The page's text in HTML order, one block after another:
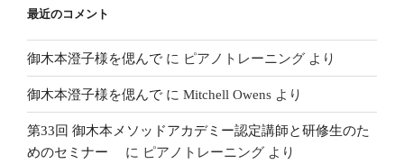
最近のコメント
御木本澄子様を偲んで に ピアノトレーニング より
御木本澄子様を偲んで に Mitchell Owens より
第33回 御木本メソッドアカデミー認定講師と研修生のた
めのセミナー
に ピアノトレーニング より